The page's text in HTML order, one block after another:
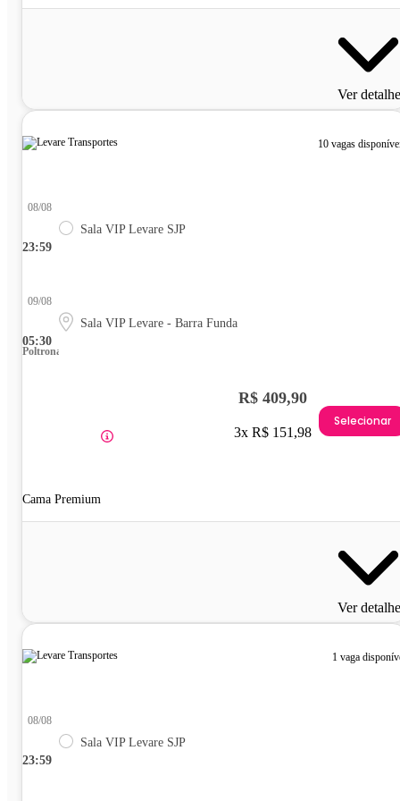
Ver
10 vagas
23:59
08/08
Sala VIP Levare SJP
05:30
09/08
Sala VIP Levare - Barra Funda
Poltrona
Cama Premium
R$ 409,90
3x R$ 151,98
Selecionar
Ver
1 vaga
23:59
08/08
Sala VIP Levare SJP